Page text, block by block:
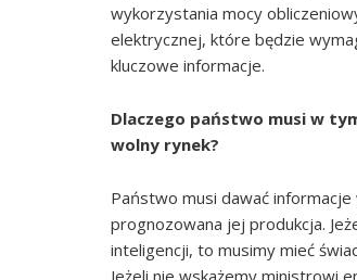
wykorzystania mocy
elektrycznej, które będzie
kluczowe informacje.
Dlaczego państwo musi w
wolny rynek?
Państwo musi dawać
prognozowana jej produkcja.
inteligencji, to musimy mieć